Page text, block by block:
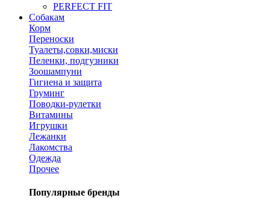
PERFECT FIT
Собакам
Корм
Переноски
Туалеты,совки,миски
Пеленки, подгузники
Зоошампуни
Гигиена и защита
Груминг
Поводки-рулетки
Витамины
Игрушки
Лежанки
Лакомства
Одежда
Прочее
Популярные бренды